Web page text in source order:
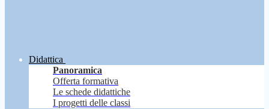
Didattica
Panoramica
Offerta formativa
Le schede didattiche
I progetti delle classi